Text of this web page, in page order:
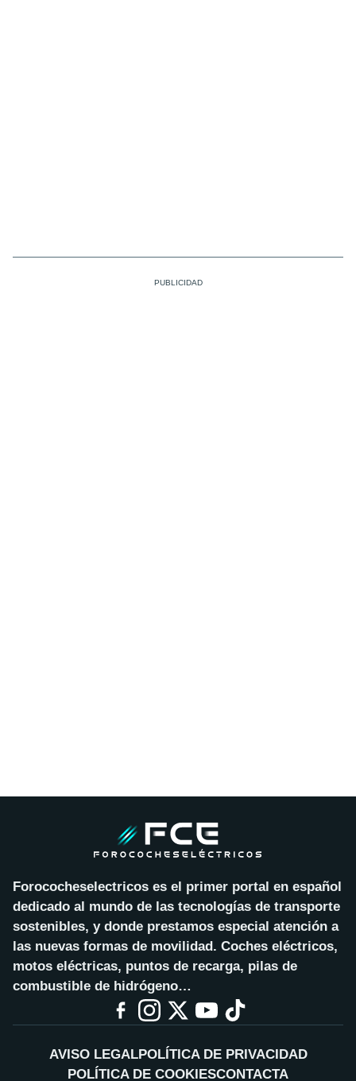
Forococheselectricos es el primer portal en español
dedicado al mundo de las tecnologías de transporte
sostenibles, y donde prestamos especial atención a
las nuevas formas de movilidad. Coches eléctricos,
motos eléctricas, puntos de recarga, pilas de
combustible de hidrógeno…
AVISO LEGALPOLÍTICA DE PRIVACIDAD
POLÍTICA DE COOKIESCONTACTA